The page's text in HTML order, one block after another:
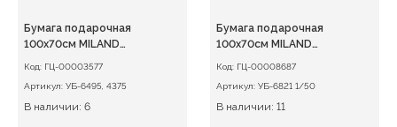
Бумага подарочная
100х70см MILAND
Новогодняя
Код: ГЦ-00003577
Артикул: УБ-6495, 4375
В наличии: 6
Бумага подарочная
100х70см MILAND
Код: ГЦ-00008687
Артикул:
УБ-6821 1/50
В наличии: 11